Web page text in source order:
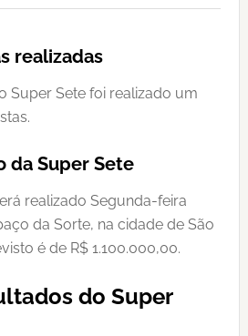
realizadas
Super Sete foi realizado um
da Super Sete
realizado Segunda-feira
da Sorte, na cidade de São
é de R$ 1.100.000,00.
do Super